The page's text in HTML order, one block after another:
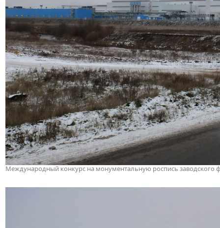
Международный конкурс на монументальную роспись заводского